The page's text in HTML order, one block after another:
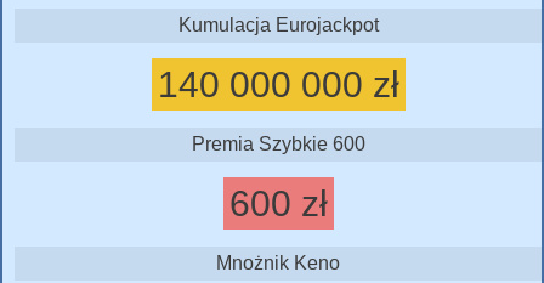
Kumulacja Eurojackpot
140 000 000 zł
Premia Szybkie 600
600 zł
Mnożnik Keno